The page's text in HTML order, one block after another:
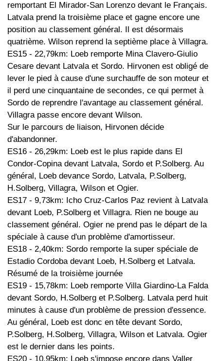
remportant El Mirador-San Lorenzo devant le Français.
Latvala prend la troisième place et gagne encore une
position au classement général. Il est désormais
quatrième. Wilson reprend la septième place à Villagra.
ES15 - 22,79km: Loeb remporte Mina Clavero-Giulio
Cesare devant Latvala et Sordo. Hirvonen est obligé de
lever le pied à cause d'une surchauffe de son moteur et
il perd une cinquantaine de secondes, ce qui permet à
Sordo de reprendre l'avantage au classement général.
Villagra passe encore devant Wilson.
Sur le parcours de liaison, Hirvonen décide
d'abandonner.
ES16 - 26,29km: Loeb est le plus rapide dans El
Condor-Copina devant Latvala, Sordo et P.Solberg. Au
général, Loeb devance Sordo, Latvala, P.Solberg,
H.Solberg, Villagra, Wilson et Ogier.
ES17 - 9,73km: Icho Cruz-Carlos Paz revient à Latvala
devant Loeb, P.Solberg et Villagra. Rien ne bouge au
classement général. Ogier ne prend pas le départ de la
spéciale à cause d'un problème d'amortisseur.
ES18 - 2,40km: Sordo remporte la super spéciale de
Estadio Cordoba devant Loeb, H.Solberg et Latvala.
Résumé de la troisième journée
ES19 - 15,78km: Loeb remporte Villa Giardino-La Falda
devant Sordo, H.Solberg et P.Solberg. Latvala perd huit
minutes à cause d'un problème de pression d'essence.
Au général, Loeb est donc en tête devant Sordo,
P.Solberg, H.Solberg, Villagra, Wilson et Latvala. Ogier
est le dernier dans les points.
ES20 - 10,95km: Loeb s'impose encore dans Valler